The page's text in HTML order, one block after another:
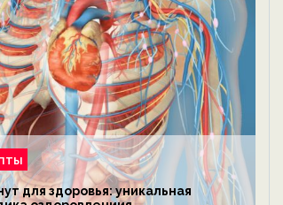
для здоровья: уникальная